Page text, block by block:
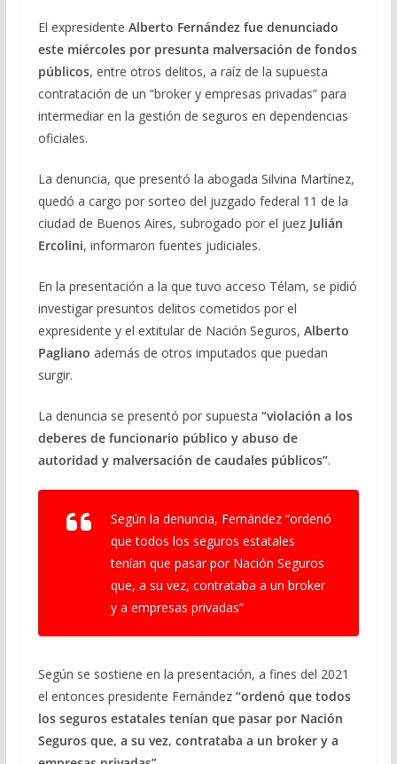
El expresidente Alberto Fernández fue denunciado
este miércoles por presunta malversación de fondos
públicos, entre otros delitos, a raíz de la supuesta
contratación de un “broker y empresas privadas” para
intermediar en la gestión de seguros en dependencias
oficiales.
La denuncia, que presentó la abogada Silvina Martínez,
quedó a cargo por sorteo del juzgado federal 11 de la
ciudad de Buenos Aires, subrogado por el juez Julián
Ercolini, informaron fuentes judiciales.
En la presentación a la que tuvo acceso Télam, se pidió
investigar presuntos delitos cometidos por el
expresidente y el extitular de Nación Seguros, Alberto
Pagliano además de otros imputados que puedan
surgir.
La denuncia se presentó por supuesta “violación a los
deberes de funcionario público y abuso de
autoridad y malversación de caudales públicos”.
Según la denuncia, Fernández “ordenó
que todos los seguros estatales
tenían que pasar por Nación Seguros
que, a su vez, contrataba a un broker
y a empresas privadas”
Según se sostiene en la presentación, a fines del 2021
el entonces presidente Fernández “ordenó que todos
los seguros estatales tenían que pasar por Nación
Seguros que, a su vez, contrataba a un broker y a